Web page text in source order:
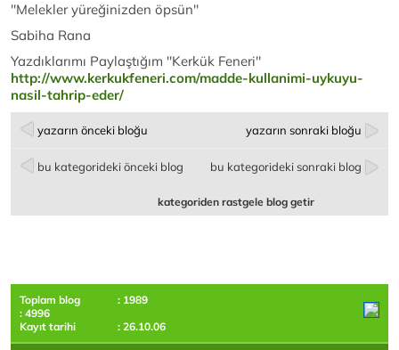
''Melekler yüreğinizden öpsün''
Sabiha Rana
Yazdıklarımı Paylaştığım ''Kerkük Feneri''
http://www.kerkukfeneri.com/madde-kullanimi-uykuyu-
nasil-tahrip-eder/
yazarın önceki bloğu yazarın sonraki bloğu
bu kategorideki önceki blog bu kategorideki sonraki blog
kategoriden rastgele blog getir
Toplam blog
: 1989
: 4996
Kayıt tarihi
: 26.10.06